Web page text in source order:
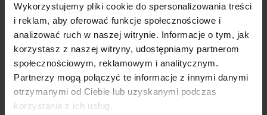
Wykorzystujemy pliki cookie do spersonalizowania treści
i reklam, aby oferować funkcje społecznościowe i
analizować ruch w naszej witrynie. Informacje o tym, jak
korzystasz z naszej witryny, udostępniamy partnerom
społecznościowym, reklamowym i analitycznym.
Partnerzy mogą połączyć te informacje z innymi danymi
otrzymanymi od Ciebie lub uzyskanymi podczas
korzystania z ich usług.
Zostałem świetnie obsłużony. Brawa dla pracowników.
w tym tygodniu
Alicja zweryfikowano
5
Jestem zaskoczona, że ta paczka dotarła do mnie tak
szybko. Paczka dotarła cała i zdrowa. Szybko,
sprawnie, bez problemów. Bardzo pomocna obsługa